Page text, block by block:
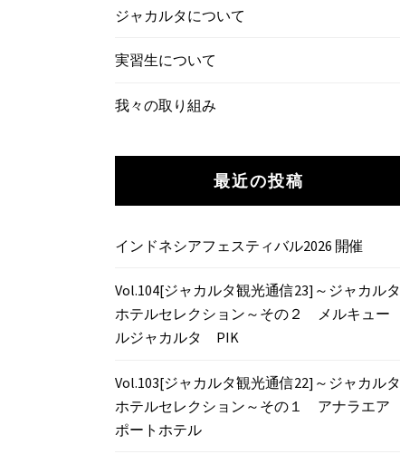
ジャカルタについて
実習生について
我々の取り組み
最近の投稿
インドネシアフェスティバル2026 開催
Vol.104[ジャカルタ観光通信23]～ジャカルタ
ホテルセレクション～その２ メルキュー
ルジャカルタ PIK
Vol.103[ジャカルタ観光通信22]～ジャカルタ
ホテルセレクション～その１ アナラエア
ポートホテル